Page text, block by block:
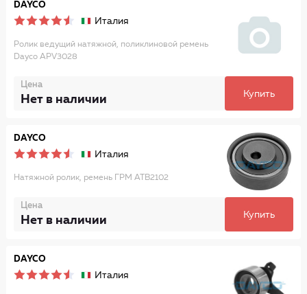
DAYCO
Италия
Ролик ведущий натяжной, поликлиновой ремень
Dayco APV3028
Цена
Нет в наличии Купить
DAYCO
Италия
Натяжной ролик, ремень ГРМ ATB2102
Цена
Нет в наличии Купить
DAYCO
Италия